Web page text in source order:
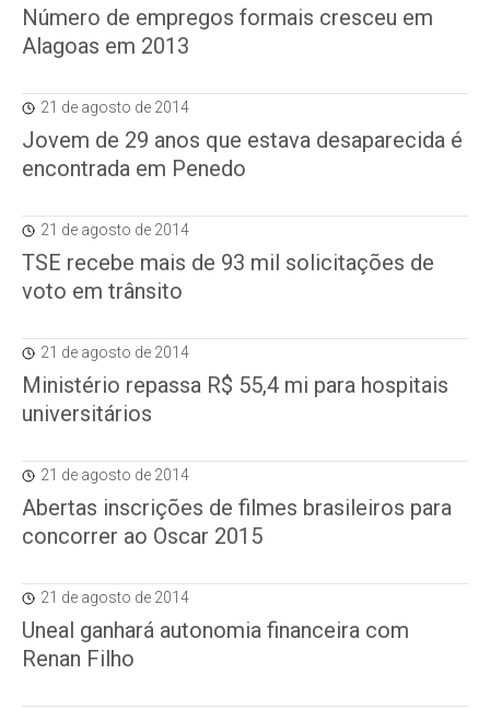
Número de empregos formais cresceu em
Alagoas em 2013
21 de agosto de 2014
Jovem de 29 anos que estava desaparecida é
encontrada em Penedo
21 de agosto de 2014
TSE recebe mais de 93 mil solicitações de
voto em trânsito
21 de agosto de 2014
Ministério repassa R$ 55,4 mi para hospitais
universitários
21 de agosto de 2014
Abertas inscrições de filmes brasileiros para
concorrer ao Oscar 2015
21 de agosto de 2014
Uneal ganhará autonomia financeira com
Renan Filho